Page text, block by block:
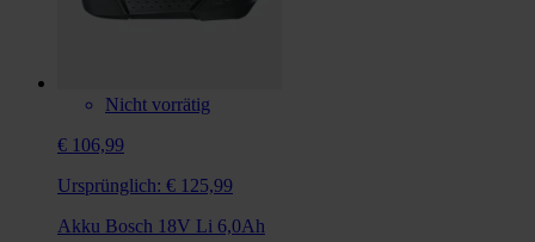
Nicht vorrätig
€ 106,99
Ursprünglich: € 125,99
Akku Bosch 18V Li 6,0Ah